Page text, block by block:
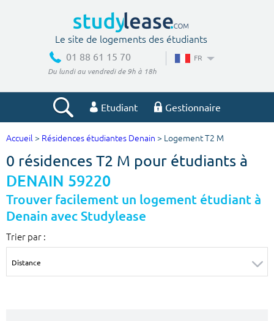
Le site de logements des étudiants
01 88 61 15 70
Du lundi au vendredi de 9h à 18h
FR
Etudiant Gestionnaire
Votre recherche
Ville, école
Accueil > Résidences étudiantes Denain > Logement T2 M
0 résidences T2 M pour étudiants à
DENAIN 59220
Trouver facilement un logement étudiant à
Denain avec Studylease
Trier par :